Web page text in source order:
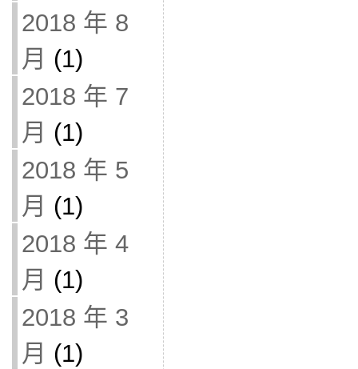
2018 年 8
月 (1)
2018 年 7
月 (1)
2018 年 5
月 (1)
2018 年 4
月 (1)
2018 年 3
月 (1)